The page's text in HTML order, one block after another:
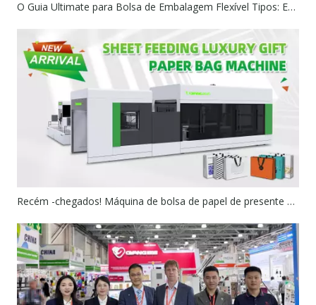
O Guia Ultimate para Bolsa de Embalagem Flexível Tipos: Embalagem inteligente começa com a estrutura certa
Recém -chegados! Máquina de bolsa de papel de presente de luxo sem prejuízos no corpo do saco de papel